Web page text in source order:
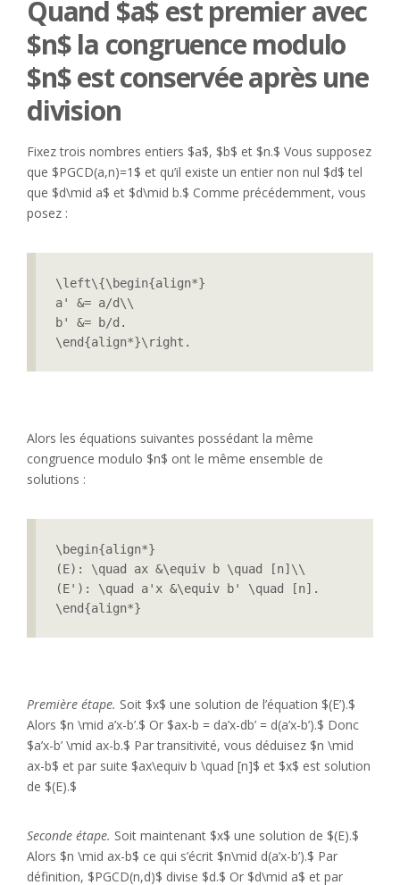
Quand $a$ est premier avec
$n$ la congruence modulo
$n$ est conservée après une
division
Fixez trois nombres entiers $a$, $b$ et $n.$ Vous supposez
que $PGCD(a,n)=1$ et qu’il existe un entier non nul $d$ tel
que $d\mid a$ et $d\mid b.$ Comme précédemment, vous
posez :
\left\{\begin{align*}
a' &= a/d\\
b' &= b/d.
\end{align*}\right.
Alors les équations suivantes possédant la même
congruence modulo $n$ ont le même ensemble de
solutions :
\begin{align*}
(E): \quad ax &\equiv b \quad [n]\\
(E'): \quad a'x &\equiv b' \quad [n].
\end{align*}
Première étape. Soit $x$ une solution de l’équation $(E’).$
Alors $n \mid a’x-b’.$ Or $ax-b = da’x-db’ = d(a’x-b’).$ Donc
$a’x-b’ \mid ax-b.$ Par transitivité, vous déduisez $n \mid
ax-b$ et par suite $ax\equiv b \quad [n]$ et $x$ est solution
de $(E).$
Seconde étape. Soit maintenant $x$ une solution de $(E).$
Alors $n \mid ax-b$ ce qui s’écrit $n\mid d(a’x-b’).$ Par
définition, $PGCD(n,d)$ divise $d.$ Or $d\mid a$ et par